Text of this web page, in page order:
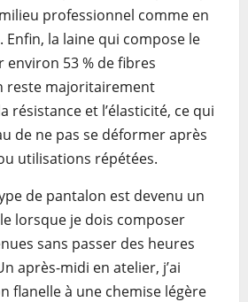
professionnel comme en
la laine qui compose le
53 % de fibres
reste majoritairement
résistance et l’élasticité, ce qui
de ne pas se déformer après
utilisations répétées.
de pantalon est devenu un
lorsque je dois composer
sans passer des heures
après-midi en atelier, j’ai
flanelle à une chemise légère